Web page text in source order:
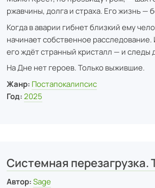
ржавчины, долга и страха. Его жизнь —
Когда в аварии гибнет близкий ему
начинает собственное
его ждёт странный кристалл — и следы
На Дне нет героев. Только выжившие.
Жанр: Постапокалипсис
Год: 2025
Системная перезагрузка.
Автор: Sage